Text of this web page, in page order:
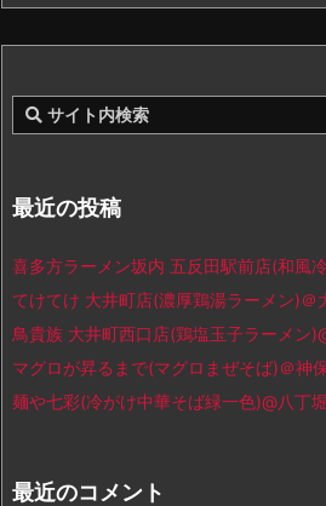
最近の投稿
喜多方ラーメン坂内 五反田駅前店(和風
てけてけ 大井町店(濃厚鶏湯ラーメン)＠
鳥貴族 大井町西口店(鶏塩玉子ラーメン
マグロが昇るまで(マグロまぜそば)＠神
麺や七彩(冷がけ中華そば緑一色)@八丁堀
最近のコメント